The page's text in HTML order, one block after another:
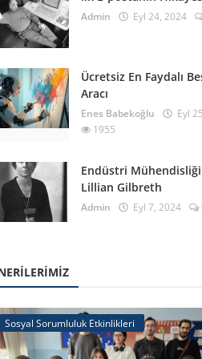
Admin Eyl 24, 2024
Ücretsiz En Faydalı
Aracı
Enes Babekoğlu Eyl
1955
Endüstri
Lillian Gilbreth
Admin Eyl 7, 2024
Sosyal Sorumluluk Etkinlikleri